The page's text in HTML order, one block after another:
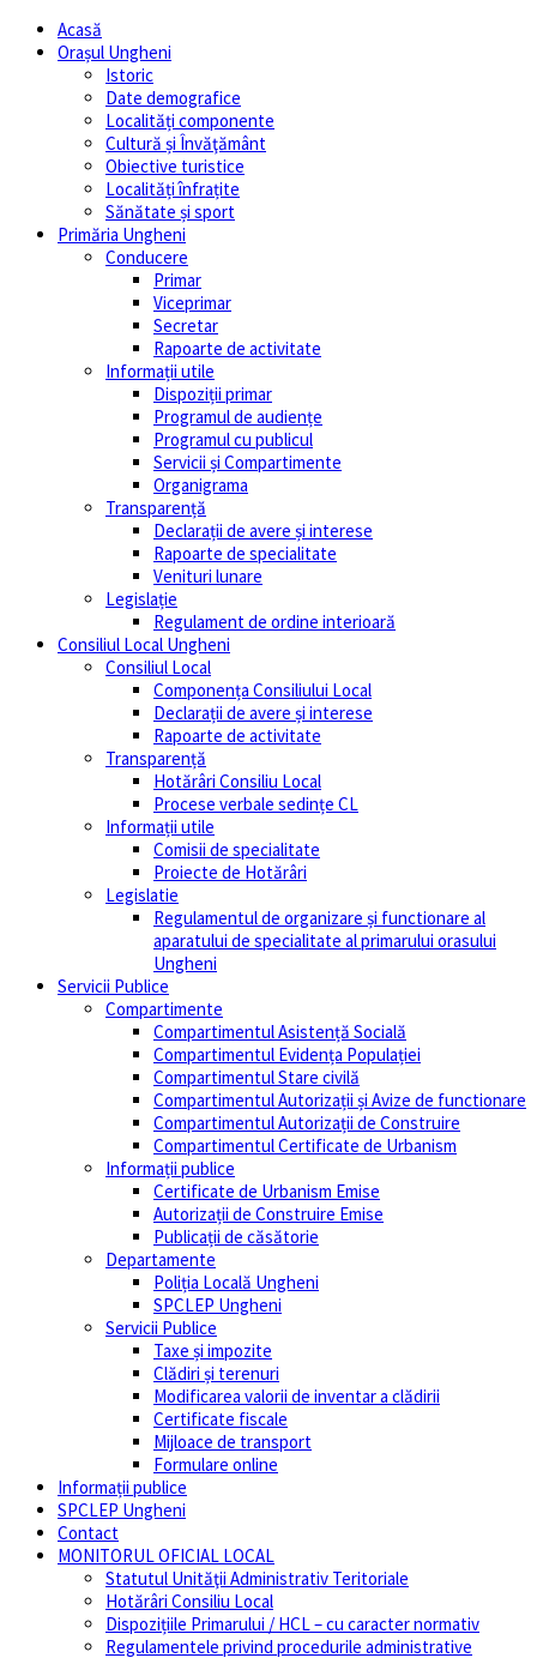
Acasă
Orașul Ungheni
Istoric
Date demografice
Localități componente
Cultură și Învăţământ
Obiective turistice
Localități înfrațite
Sănătate și sport
Primăria Ungheni
Conducere
Primar
Viceprimar
Secretar
Rapoarte de activitate
Informații utile
Dispoziții primar
Programul de audiențe
Programul cu publicul
Servicii și Compartimente
Organigrama
Transparență
Declarații de avere și interese
Rapoarte de specialitate
Venituri lunare
Legislație
Regulament de ordine interioară
Consiliul Local Ungheni
Consiliul Local
Componența Consiliului Local
Declarații de avere și interese
Rapoarte de activitate
Transparență
Hotărâri Consiliu Local
Procese verbale sedințe CL
Informații utile
Comisii de specialitate
Proiecte de Hotărâri
Legislatie
Regulamentul de organizare și functionare al
aparatului de specialitate al primarului orasului
Ungheni
Servicii Publice
Compartimente
Compartimentul Asistență Socială
Compartimentul Evidența Populației
Compartimentul Stare civilă
Compartimentul Autorizații și Avize de functionare
Compartimentul Autorizații de Construire
Compartimentul Certificate de Urbanism
Informații publice
Certificate de Urbanism Emise
Autorizații de Construire Emise
Publicații de căsătorie
Departamente
Poliția Locală Ungheni
SPCLEP Ungheni
Servicii Publice
Taxe și impozite
Clădiri și terenuri
Modificarea valorii de inventar a clădirii
Certificate fiscale
Mijloace de transport
Formulare online
Informații publice
SPCLEP Ungheni
Contact
MONITORUL OFICIAL LOCAL
Statutul Unităţii Administrativ Teritoriale
Hotărâri Consiliu Local
Dispozițiile Primarului / HCL – cu caracter normativ
Regulamentele privind procedurile administrative